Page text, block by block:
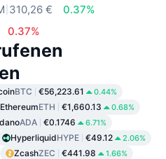
310,26 €
0.37%
0.37%
BTC €56,223.61 0.44%
EthereumETH €1,660.13 0.68%
ADA €0.1746 6.71%
HyperliquidHYPE €49.12 2.06%
ZcashZEC €441.98 1.66%